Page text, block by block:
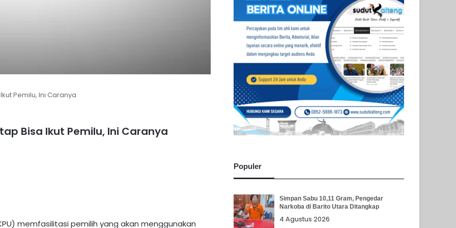
Pemilu, Ini Caranya
Bisa Ikut Pemilu, Ini Caranya
memfasilitasi pemilih yang akan menggunakan
Populer
Simpan Sabu 10,11 Gram, Pengedar
Narkoba di Barito Utara Ditangkap
4 Agustus 2026